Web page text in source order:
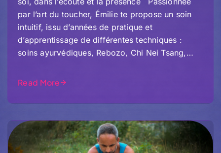
par l’art du toucher, Émilie te propose un soin
intuitif, issu d’années de pratique et
d’apprentissage de différentes techniques :
soins ayurvédiques, Rebozo, Chi Nei Tsang,…
Read More